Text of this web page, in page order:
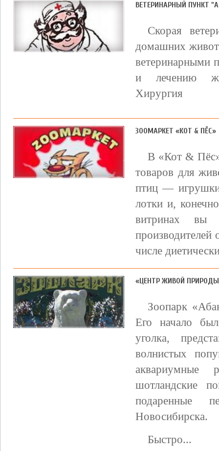
ВЕТЕРИНАРНЫЙ ПУНКТ
Скорая
домашних
ветеринарными
и лечению
Хирургия
ЗООМАРКЕТ «КОТ & ПЁС»
В «Кот &
товаров для
птиц —
лотки и,
витринах вы
числе
«ЦЕНТР ЖИВОЙ
Зоопарк
Его начало
уголка,
волнистых
аквариумные
шотландские
подаренные
Новосибирска.
Быстро...